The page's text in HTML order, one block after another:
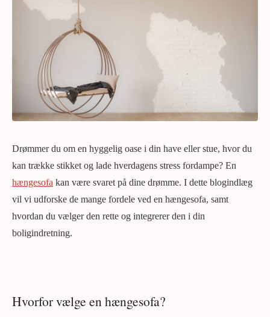
Drømmer du om en hyggelig oase i din have eller stue, hvor du
kan trække stikket og lade hverdagens stress fordampe? En
hængesofa kan være svaret på dine drømme. I dette blogindlæg
vil vi udforske de mange fordele ved en hængesofa, samt
hvordan du vælger den rette og integrerer den i din
boligindretning.
Hvorfor vælge en hængesofa?